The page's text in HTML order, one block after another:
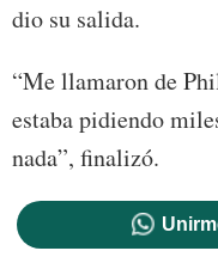
dio su salida.
“Me llamaron de
estaba pidiendo
nada”, finalizó.